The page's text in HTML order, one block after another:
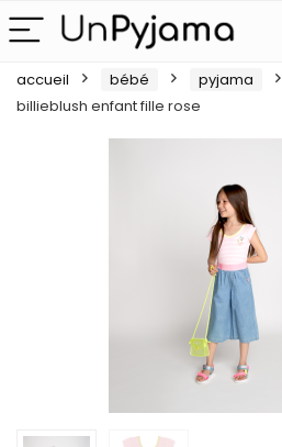
accueil bébé pyjama
billieblush enfant fille rose